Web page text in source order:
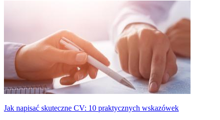
Jak napisać skuteczne CV: 10 praktycznych wskazówek